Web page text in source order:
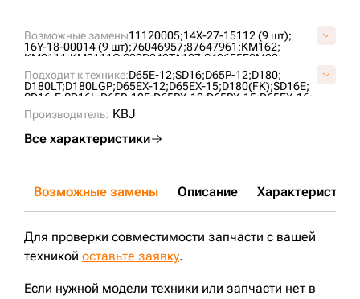
Возможные замены11120005;14X-27-15112 (9 шт);
16Y-18-00014 (9 шт);76046957;87647961;KM162;
KM2111;KM2111C;S02D040TA127;S40655F0M00;
US203K527;
VKM162V;VS4065F5;
Подходит к технике:D65E-12;SD16;D65P-12;D180;
D180LT;D180LGP;D65EX-12;D65EX-15;D180(FK);SD16E;
SD16-F;SD16L;D65P-12E;D65PX-12;D65PX-15;D65EX-16;
D180XLT;
D65EX-15E0;
CLG B160C;SEM816 ;
Производитель: KBJ
Все характеристики
Возможные замены Описание Характеристики
Для проверки совместимости запчасти с вашей
техникой оставьте заявку.
Если нужной модели техники или запчасти нет в